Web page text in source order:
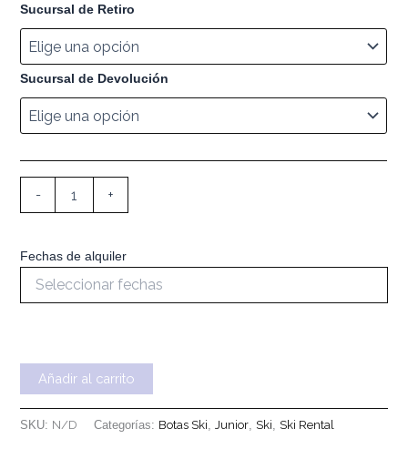
Sucursal de Retiro
Sucursal de Devolución
- +
Fechas de alquiler
Añadir al carrito
SKU: N/D Categorías: Botas Ski,Junior, Ski, Ski Rental